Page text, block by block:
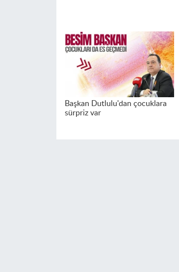
Başkan Dutlulu'dan çocuklara
sürpriz var